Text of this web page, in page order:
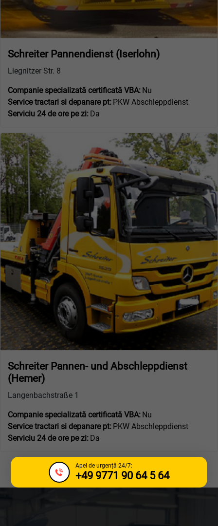
Schreiter Pannendienst (Iserlohn)
Liegnitzer Str. 8
Companie specializată certificată VBA: Nu
Service tractari si depanare pt: PKW Abschleppdienst
Serviciu 24 de ore pe zi: Da
Schreiter Pannen- und Abschleppdienst
(Hemer)
Langenbachstraße 1
Companie specializată certificată VBA: Nu
Service tractari si depanare pt: PKW Abschleppdienst
Serviciu 24 de ore pe zi: Da
Apel de urgență 24/7:
+49 9771 90 64 5 64